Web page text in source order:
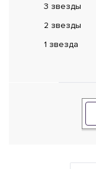
3 звeзды
2 звeзды
1 звeзда